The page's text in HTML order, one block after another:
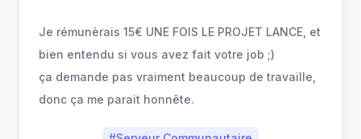
Je rémunèrais 15€ UNE FOIS LE PROJET LANCE, et
bien entendu si vous avez fait votre job ;)
ça demande pas vraiment beaucoup de travaille,
donc ça me parait honnête.